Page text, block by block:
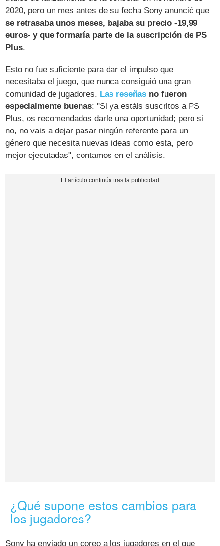
2020, pero un mes antes de su fecha Sony anunció que
se retrasaba unos meses, bajaba su precio -19,99
euros- y que formaría parte de la suscripción de PS
Plus.
Esto no fue suficiente para dar el impulso que
necesitaba el juego, que nunca consiguió una gran
comunidad de jugadores. Las reseñas no fueron
especialmente buenas: "Si ya estáis suscritos a PS
Plus, os recomendados darle una oportunidad; pero si
no, no vais a dejar pasar ningún referente para un
género que necesita nuevas ideas como esta, pero
mejor ejecutadas", contamos en el análisis.
¿Qué supone estos cambios para
los jugadores?
Sony ha enviado un coreo a los jugadores en el que